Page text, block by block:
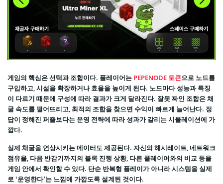
게임의 핵심은 선택과 조합이다. 플레이어는 PEPENODE 토큰으로 노드를
구입하고, 시설을 확장하거나 효율을 높이게 된다. 노드마다 성능과 특징
이 다르기 때문에 구성에 따라 결과가 크게 달라진다. 잘못 짜인 조합은 채
굴 속도를 떨어뜨리고, 최적의 조합을 찾으면 수익이 빠르게 늘어난다. 정
답이 정해진 퍼즐보다는 운영 전략에 따라 성과가 갈리는 시뮬레이션에 가
깝다.
실제 채굴을 연상시키는 데이터도 제공된다. 자신의 해시레이트, 네트워크
점유율, 다음 반감기까지의 블록 진행 상황, 다른 플레이어와의 비교 등을
게임 안에서 확인할 수 있다. 단순 반복형 플레이가 아니라 시스템을 실제
로 ‘운영한다’는 느낌에 가깝도록 설계된 것이다.